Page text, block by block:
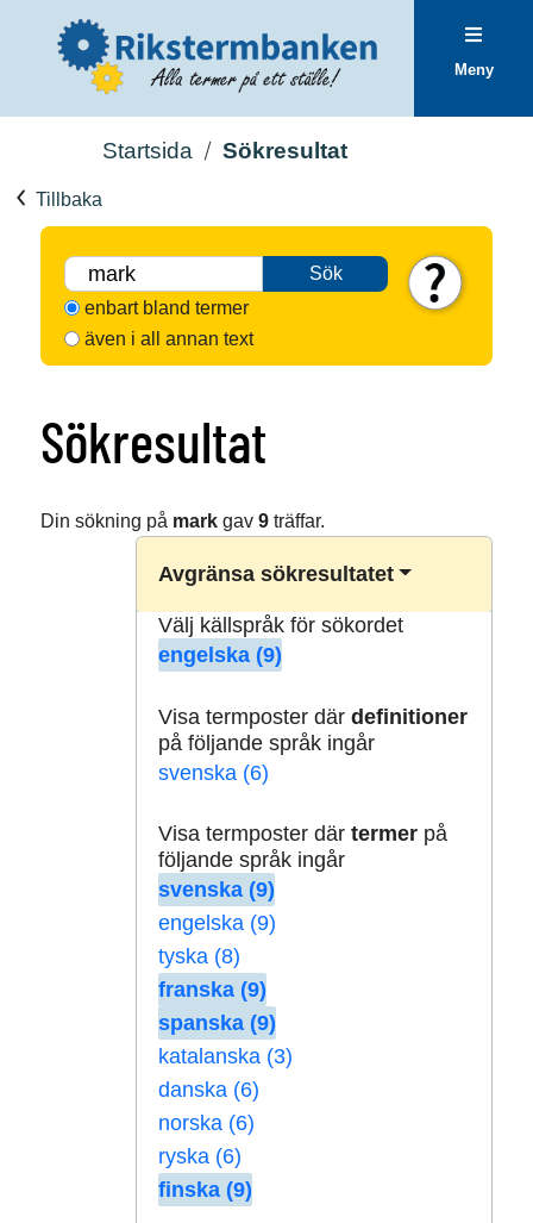
Meny
Startsida Sökresultat
Tillbaka
Sök
enbart bland termer
även i all annan text
Sökresultat
Din sökning på markgav 9träffar.
Avgränsa sökresultatet
Välj källspråk för sökordet
engelska (9)
Visa termposter där definitioner
på följande språk ingår
svenska (6)
Visa termposter där termerpå
följande språk ingår
svenska (9)
engelska (9)
tyska (8)
franska (9)
spanska (9)
katalanska (3)
danska (6)
norska (6)
ryska (6)
finska (9)